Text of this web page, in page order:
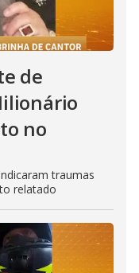
de
no
traumas
relatado